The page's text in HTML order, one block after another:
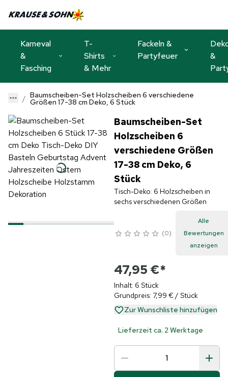
Karneval
&
Fasching
T-
Shirts
& Mehr
Fackeln &
Partyfeuer
&
Baumscheiben-Set Holzscheiben 6 verschiedene
Größen 17-38 cm Deko, 6 Stück
Baumscheiben-Set
Holzscheiben 6
verschiedene Größen
17-38 cm Deko, 6
Stück
Tisch-Deko: 6 Holzscheiben in
sechs verschiedenen Größen
0
Alle
Bewertungen
anzeigen
47,95 €*
Inhalt: 6 Stück
Grundpreis: 7,99 € / Stück
Zur Wunschliste hinzufügen
Lieferzeit ca. 2 Werktage